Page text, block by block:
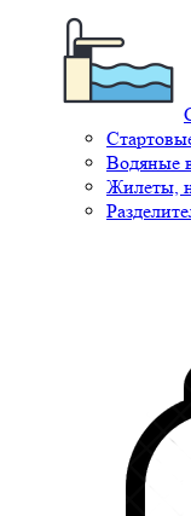
Водяные
Жилеты,